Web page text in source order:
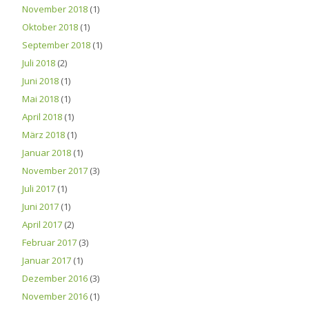
November 2018 (1)
Oktober 2018 (1)
September 2018 (1)
Juli 2018 (2)
Juni 2018 (1)
Mai 2018 (1)
April 2018 (1)
März 2018 (1)
Januar 2018 (1)
November 2017 (3)
Juli 2017 (1)
Juni 2017 (1)
April 2017 (2)
Februar 2017 (3)
Januar 2017 (1)
Dezember 2016 (3)
November 2016 (1)